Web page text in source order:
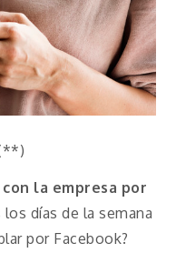
la empresa por
días de la semana
por Facebook?